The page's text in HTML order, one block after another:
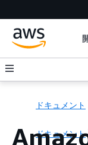
ドキュメント
ドキュメント